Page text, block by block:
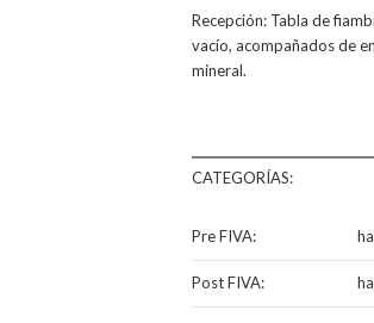
Recepción: Tabla de
vacío, acompañados de
mineral.
CATEGORÍAS:
Pre FIVA:
Post FIVA: